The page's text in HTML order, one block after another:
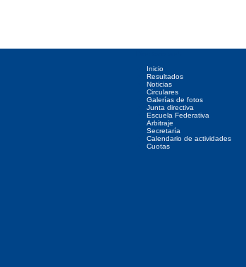
Inicio
Resultados
Noticias
Circulares
Galerías de fotos
Junta directiva
Escuela Federativa
Arbitraje
Secretaría
Calendario de actividades
Cuotas